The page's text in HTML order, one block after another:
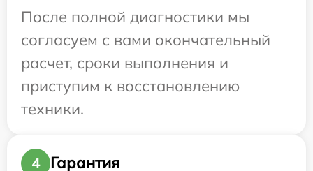
После полной диагностики мы
согласуем с вами окончательный
расчет, сроки выполнения и
приступим к восстановлению
техники.
4
Гарантия